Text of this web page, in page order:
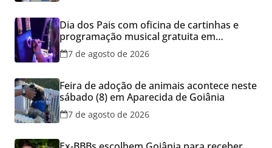
Dia dos Pais com oficina de cartinhas e
programação musical gratuita em
Aparecida de Goiânia
7 de agosto de 2026
Feira de adoção de animais acontece neste
sábado (8) em Aparecida de Goiânia
7 de agosto de 2026